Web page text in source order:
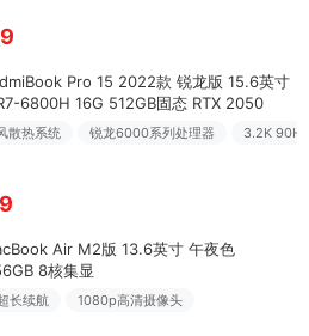
Pro 15 2022款 锐龙版 15.6英寸
6800H 16G 512GB固态 RTX 2050
散热系统 锐龙6000系列处理器 3.2K
Air M2版 13.6英寸 午夜色
8核集显
长续航 1080p高清摄像头